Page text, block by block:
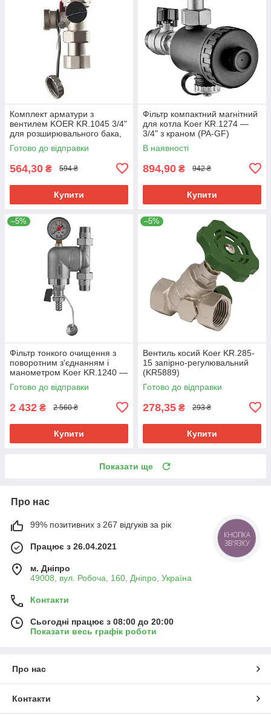
Комплект арматури з
вентилем KOER KR.1045 3/4"
для розширювального бака,
латунь, нікель (KR3112)
Готово до відправки
564,30 ₴ 594 ₴
Купити
Фільтр компактний магнітний
для котла Koer KR.1274 —
3/4" з краном (PA-GF)
(KR5679)
В наявності
894,90 ₴ 942 ₴
Купити
–5%
Фільтр тонкого очищення з
поворотним з'єднанням і
манометром Koer KR.1240 —
3/4" (KR5879)
Готово до відправки
2 432 ₴ 2 560 ₴
Купити
–5%
Вентиль косий Koer KR.285-
15 запірно-регулювальний
(KR5889)
Готово до відправки
278,35 ₴ 293 ₴
Купити
Показати ще
Про нас
99% позитивних з 267 відгуків за рік
Працює з 26.04.2021
м. Дніпро
49008, вул. Робоча, 160, Дніпро, Україна
Контакти
Сьогодні працює з 08:00 до 20:00
Показати весь графік роботи
Про нас
Контакти
КНОПКА
ЗВ'ЯЗКУ